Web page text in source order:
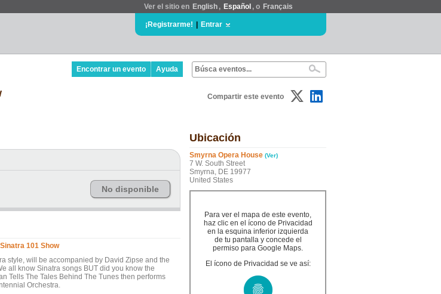
Ver el sitio en English , Español , o Français
¡Registrarme! Entrar
Encontrar un evento Ayuda
Compartir este evento
No disponible
101 Show
style, will be accompanied by David Zipse and the
all know Sinatra songs BUT did you know the
Tells The Tales Behind The Tunes then performs
Orchestra.
Ubicación
Smyrna Opera House (Ver)
7 W. South Street
Smyrna, DE 19977
United States
Para ver el mapa de este evento,
haz clic en el ícono de Privacidad
en la esquina inferior izquierda
de tu pantalla y concede el
permiso para Google Maps.
El ícono de Privacidad se ve así: